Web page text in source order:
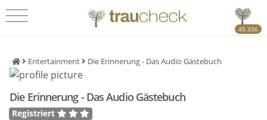
45.336
Entertainment Die Erinnerung - Das Audio Gästebuch
Die Erinnerung - Das Audio Gästebuch
Registriert